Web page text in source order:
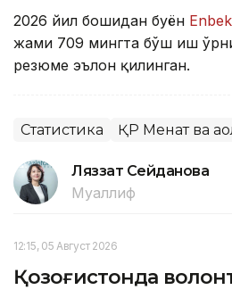
2026 йил бошидан буён
жами 709 мингта бўш иш
резюме эълон қилинган.
Статистика ҚР Меҳнат ва
Ляззат Сейданова
Муаллиф
12:15, 05 Август 2026
Қозоғистонда